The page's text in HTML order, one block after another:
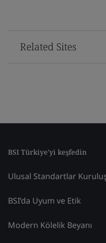
Related Sites
BSI Türkiye'yi keşfedin
Ulusal Standartlar
BSI’da Uyum ve Etik
Modern Kölelik Beyanı